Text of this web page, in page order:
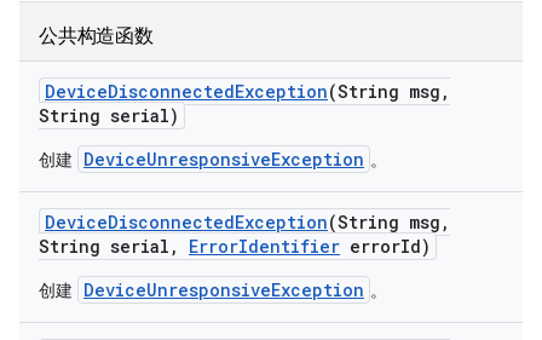
公共构造函数
DeviceDisconnectedException(String msg ,
String serial)
创建 DeviceUnresponsiveException 。
DeviceDisconnectedException(String msg ,
String serial , ErrorIdentifier errorId)
创建 DeviceUnresponsiveException 。